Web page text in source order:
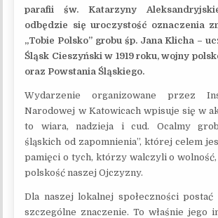
parafii św. Katarzyny
odbędzie się uroczystość oznaczenia
„Tobie Polsko” grobu śp. Jana Klicha –
Śląsk Cieszyński w 1919 roku, wojny
oraz Powstania Śląskiego.
Wydarzenie organizowane przez
Narodowej w Katowicach wpisuje się w
to wiara, nadzieja i cud. Ocalmy
śląskich od zapomnienia”, której celem
pamięci o tych, którzy walczyli o wolność,
polskość naszej Ojczyzny.
Dla naszej lokalnej społeczności postać
szczególne znaczenie. To właśnie jego